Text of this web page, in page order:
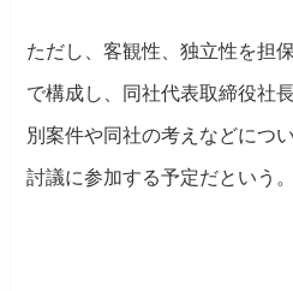
ただし、客観性、独立性を担
で構成し、同社代表取締役社
別案件や同社の考えなどにつ
討議に参加する予定だという。